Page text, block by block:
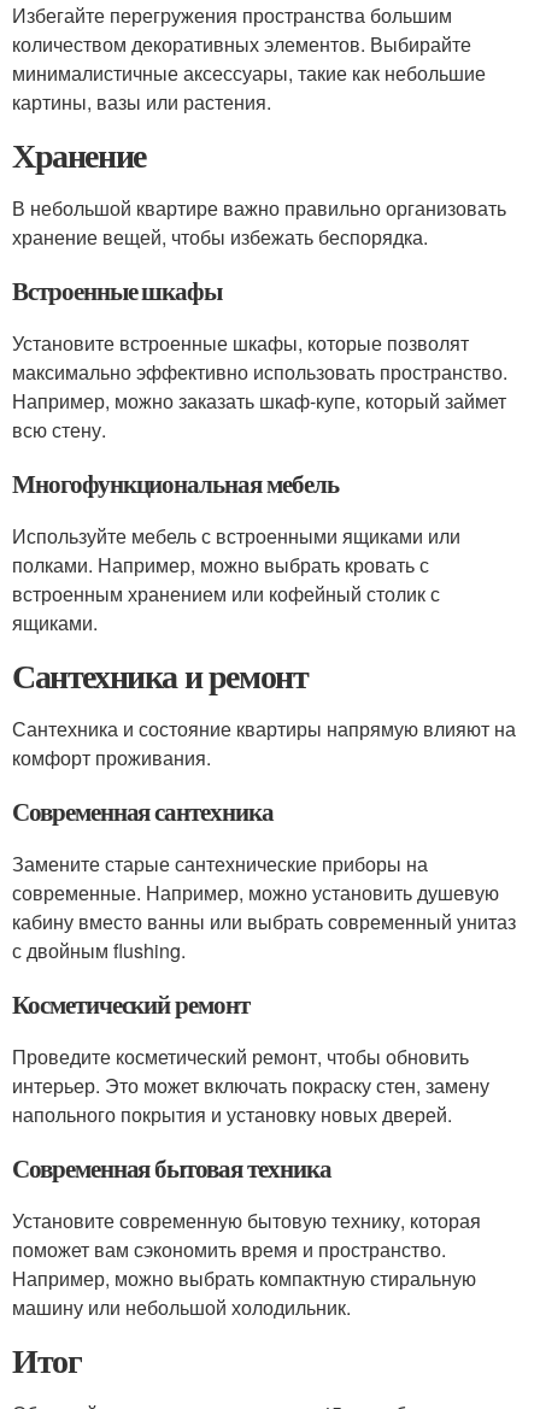
Избегайте перегружения пространства большим
количеством декоративных элементов. Выбирайте
минималистичные аксессуары, такие как небольшие
картины, вазы или растения.
Хранение
В небольшой квартире важно правильно организовать
хранение вещей, чтобы избежать беспорядка.
Встроенные шкафы
Установите встроенные шкафы, которые позволят
максимально эффективно использовать пространство.
Например, можно заказать шкаф-купе, который займет
всю стену.
Многофункциональная мебель
Используйте мебель с встроенными ящиками или
полками. Например, можно выбрать кровать с
встроенным хранением или кофейный столик с
ящиками.
Сантехника и ремонт
Сантехника и состояние квартиры напрямую влияют на
комфорт проживания.
Современная сантехника
Замените старые сантехнические приборы на
современные. Например, можно установить душевую
кабину вместо ванны или выбрать современный унитаз
с двойным flushing.
Косметический ремонт
Проведите косметический ремонт, чтобы обновить
интерьер. Это может включать покраску стен, замену
напольного покрытия и установку новых дверей.
Современная бытовая техника
Установите современную бытовую технику, которая
поможет вам сэкономить время и пространство.
Например, можно выбрать компактную стиральную
машину или небольшой холодильник.
Итог